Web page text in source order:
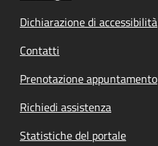
Dichiarazione di accessibilità
Contatti
Prenotazione appuntamento
Richiedi assistenza
Statistiche del portale